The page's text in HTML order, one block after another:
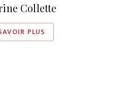
Collette
PLUS